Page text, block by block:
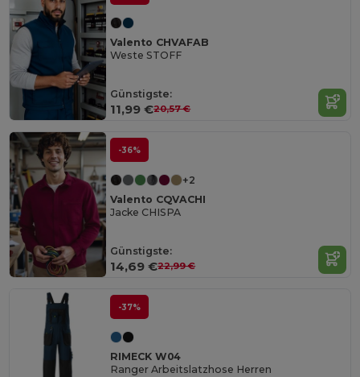
Valento CHVAFAB
Weste STOFF
Günstigste:
11,99 €20,57 €
-36%
+2
Valento CQVACHI
Jacke CHISPA
Günstigste:
14,69 €22,99 €
-37%
RIMECK W04
Ranger Arbeitslatzhose Herren